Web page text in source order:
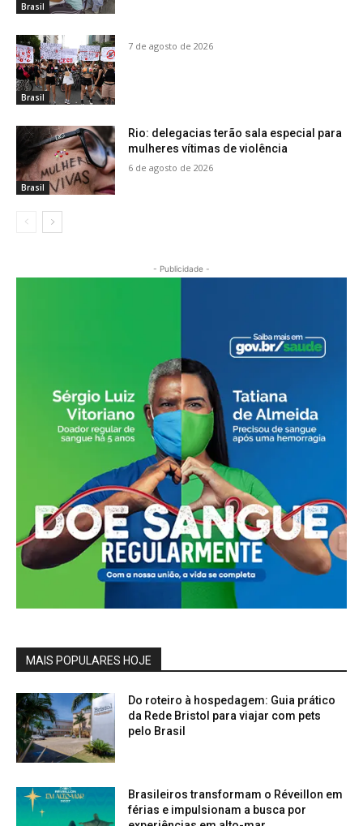
Brasil
Brasil
7 de agosto de 2026
Brasil
Rio: delegacias terão sala especial para
mulheres vítimas de violência
6 de agosto de 2026
- Publicidade -
MAIS POPULARES HOJE
Do roteiro à hospedagem: Guia prático
da Rede Bristol para viajar com pets
pelo Brasil
Brasileiros transformam o Réveillon em
férias e impulsionam a busca por